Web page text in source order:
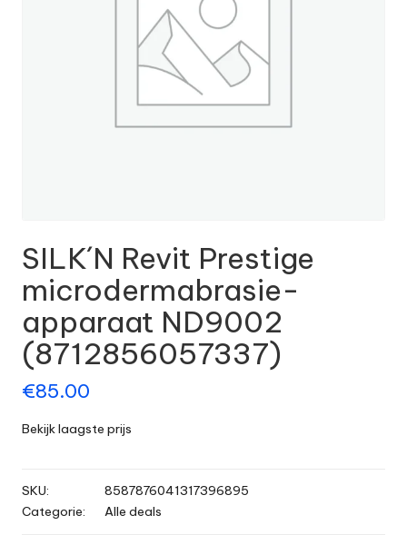
SILK´N Revit Prestige
microdermabrasie-
apparaat ND9002
(8712856057337)
€85.00
Bekijk laagste prijs
SKU:
8587876041317396895
Categorie:
Alle deals